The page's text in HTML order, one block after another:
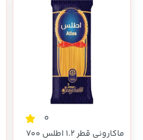
0
ماکارونی قطر 1.2 اطلس 700